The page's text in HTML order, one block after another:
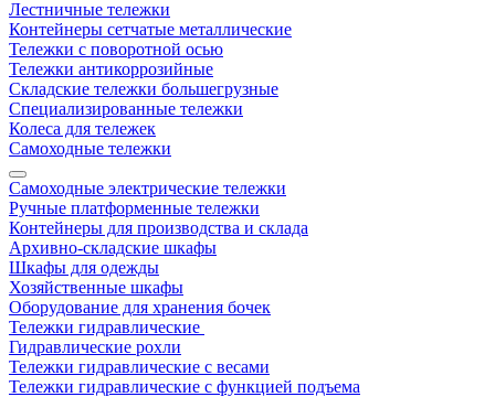
Лестничные тележки
Контейнеры сетчатые металлические
Тележки с поворотной осью
Тележки антикоррозийные
Складские тележки большегрузные
Специализированные тележки
Колеса для тележек
Самоходные тележки
Самоходные электрические тележки
Ручные платформенные тележки
Контейнеры для производства и склада
Архивно-складские шкафы
Шкафы для одежды
Хозяйственные шкафы
Оборудование для хранения бочек
Тележки гидравлические
Гидравлические рохли
Тележки гидравлические с весами
Тележки гидравлические с функцией подъема